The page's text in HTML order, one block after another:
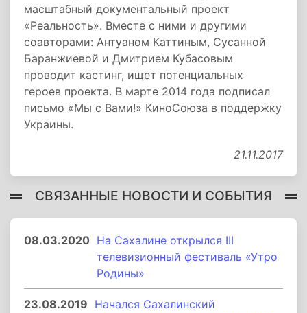
масштабный документальный проект
«Реальность». Вместе с ними и другими
соавторами: Антуаном Каттиным, Сусанной
Баранжиевой и Дмитрием Кубасовым
проводит кастинг, ищет потенциальных
героев проекта. В марте 2014 года подписал
письмо «Мы с Вами!» КиноСоюза в поддержку
Украины.
21.11.2017
СВЯЗАННЫЕ НОВОСТИ И СОБЫТИЯ
08.03.2020 На Сахалине открылся III
телевизионный фестиваль «Утро
Родины»
23.08.2019 Начался Сахалинский